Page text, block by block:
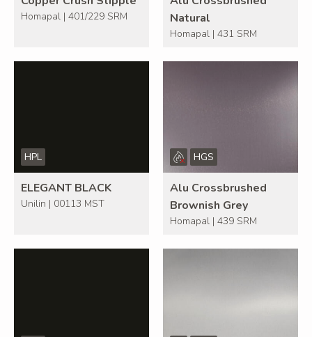
Homapal | 401/229 SRM
Natural
Homapal | 431 SRM
HPL
ELEGANT BLACK
Unilin | 00113 MST
HGS
Alu Crossbrushed
Brownish Grey
Homapal | 439 SRM